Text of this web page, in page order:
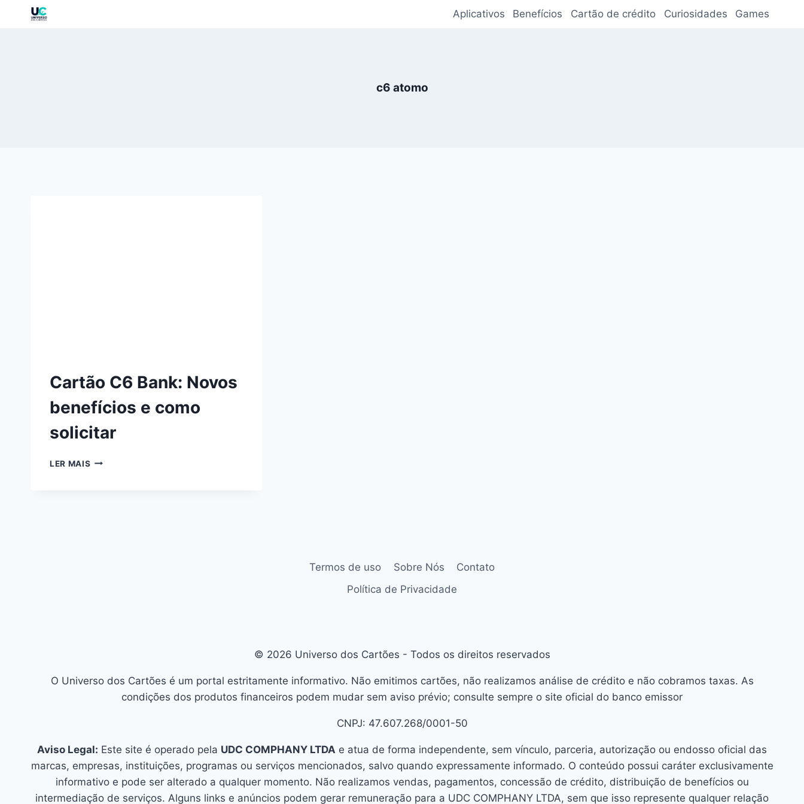
Aplicativos Benefícios Cartão de crédito Curiosidades Games
c6 atomo
Cartão C6 Bank: Novos
benefícios e como
solicitar
LER MAIS
Termos de uso Sobre Nós
Contato
Política de Privacidade
© 2026 Universo dos Cartões - Todos os direitos reservados
O Universo dos Cartões é um portal estritamente informativo. Não emitimos cartões, não realizamos análise de crédito e não cobramos taxas. As
condições dos produtos financeiros podem mudar sem aviso prévio; consulte sempre o site oficial do banco emissor
CNPJ: 47.607.268/0001-50
Aviso Legal: Este site é operado pela UDC COMPHANY LTDA e atua de forma independente, sem vínculo, parceria, autorização ou endosso oficial das
marcas, empresas, instituições, programas ou serviços mencionados, salvo quando expressamente informado. O conteúdo possui caráter exclusivamente
informativo e pode ser alterado a qualquer momento. Não realizamos vendas, pagamentos, concessão de crédito, distribuição de benefícios ou
intermediação de serviços. Alguns links e anúncios podem gerar remuneração para a UDC COMPHANY LTDA, sem que isso represente qualquer relação